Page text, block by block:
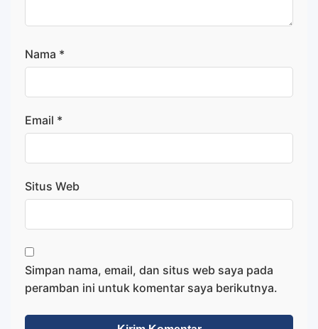
Nama *
Email *
Situs Web
Simpan nama, email, dan situs web saya pada
peramban ini untuk komentar saya berikutnya.